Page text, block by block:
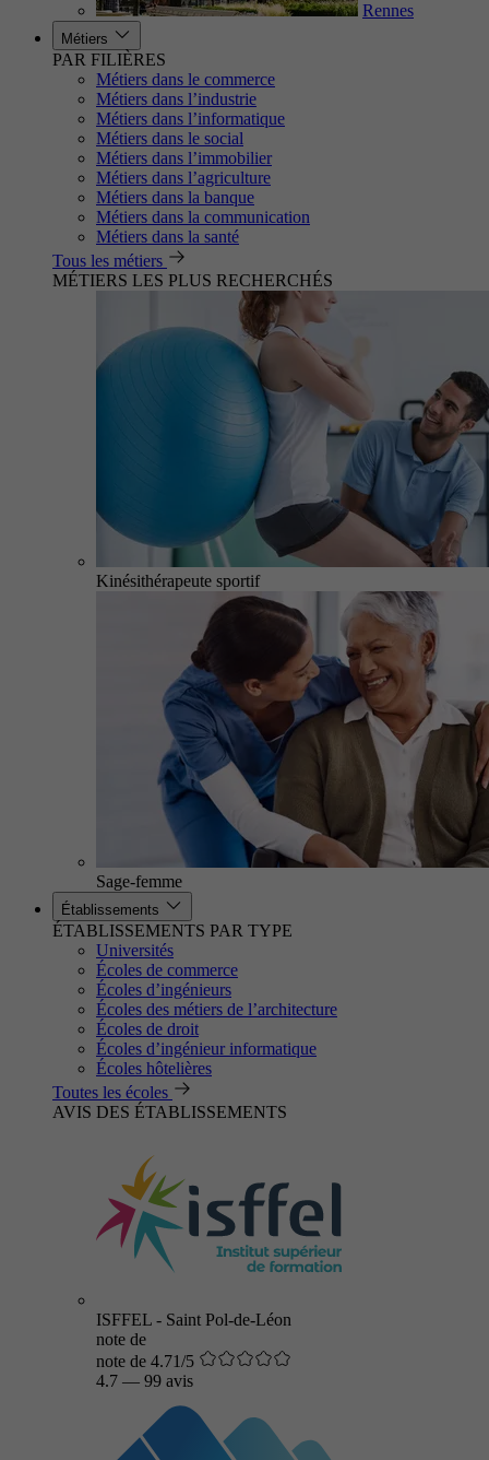
Rennes
Métiers
PAR FILIÈRES
Métiers dans le commerce
Métiers dans l’industrie
Métiers dans l’informatique
Métiers dans le social
Métiers dans l’immobilier
Métiers dans l’agriculture
Métiers dans la banque
Métiers dans la communication
Métiers dans la santé
Tous les métiers
MÉTIERS LES PLUS RECHERCHÉS
Kinésithérapeute sportif
Sage-femme
Établissements
ÉTABLISSEMENTS PAR TYPE
Universités
Écoles de commerce
Écoles d’ingénieurs
Écoles des métiers de l’architecture
Écoles de droit
Écoles d’ingénieur informatique
Écoles hôtelières
Toutes les écoles
AVIS DES ÉTABLISSEMENTS
ISFFEL - Saint Pol-de-Léon
note de
note de 4.71/5
4.7 — 99 avis